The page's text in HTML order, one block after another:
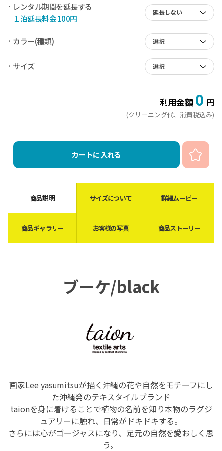
· レンタル期間を延長する
１泊延長料金 100円
延長しない
· カラー(種類) 選択
· サイズ 選択
利用金額 0 円
(クリーニング代、消費税込み)
カートに入れる
商品説明 サイズについて 詳細ムービー
商品ギャラリー お客様の写真 商品ストーリー
ブーケ/black
画家Lee yasumitsuが描く 沖縄の花や自然をモチーフにし
た沖縄発のテキスタイルブランド
taionを身に着けることで植物の名前を知り本物のラグジ
ュアリーに触れ、 日常がドキドキする。
さらには心がゴージャスになり、足元の自然を愛おしく思
う。